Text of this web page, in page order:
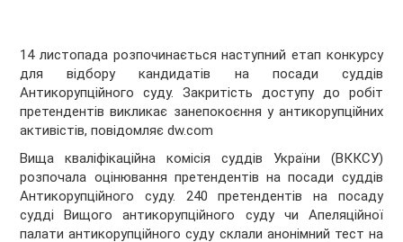
14 листопада розпочинається наступний етап конкурсу
для відбору кандидатів на посади суддів
Антикорупційного суду. Закритість доступу до робіт
претендентів викликає занепокоєння у антикорупційних
активістів, повідомляєdw.com
Вища кваліфікаційна комісія суддів України (ВККСУ)
розпочала оцінювання претендентів на посади суддів
Антикорупційного суду. 240 претендентів на посаду
судді Вищого антикорупційного суду чи Апеляційної
палати антикорупційного суду склали анонімний тест на